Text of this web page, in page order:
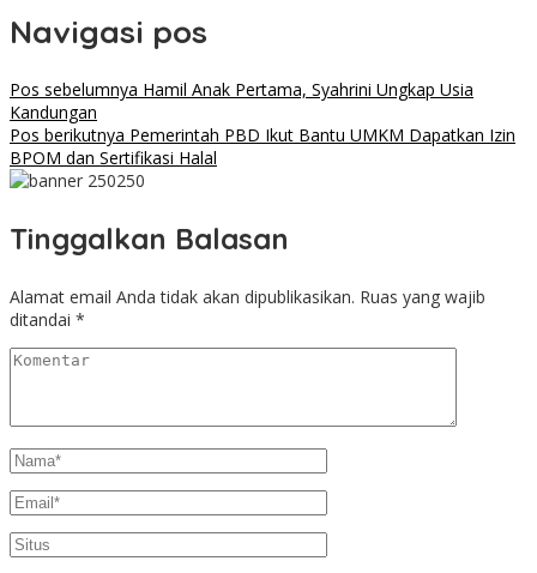
Navigasi pos
Pos sebelumnya Hamil Anak Pertama, Syahrini Ungkap Usia
Kandungan
Pos berikutnya Pemerintah PBD Ikut Bantu UMKM Dapatkan Izin
BPOM dan Sertifikasi Halal
Tinggalkan Balasan
Alamat email Anda tidak akan dipublikasikan. Ruas yang wajib
ditandai *